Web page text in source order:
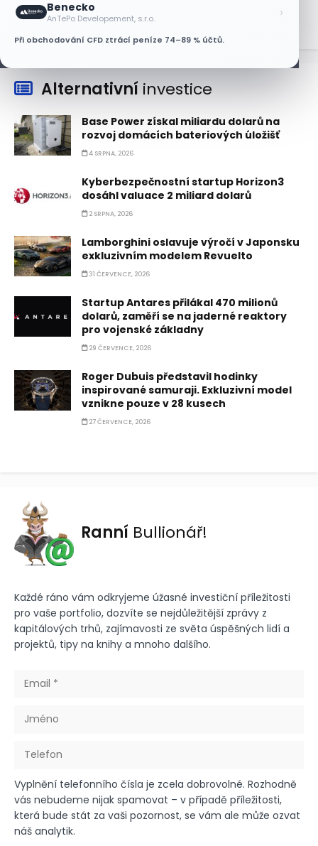
Benecko
AnTePo Developement, s.r.o. ›
Při obchodování CFD ztrácí peníze 74–89 % účtů.
Alternativní investice
Base Power získal miliardu dolarů na
rozvoj domácích bateriových úložišť
4 SRPNA, 2026
Kyberbezpečnostní startup Horizon3
dosáhl valuace 2 miliard dolarů
2 SRPNA, 2026
Lamborghini oslavuje výročí v Japonsku
exkluzivním modelem Revuelto
31 ČERVENCE, 2026
Startup Antares přilákal 470 milionů
dolarů, zaměří se na jaderné reaktory
pro vojenské základny
29 ČERVENCE, 2026
Roger Dubuis představil hodinky
inspirované samuraji. Exkluzivní model
vznikne pouze v 28 kusech
27 ČERVENCE, 2026
Ranní Bullionář!
Každé ráno vám odkryjeme úžasné investiční příležitosti
pro vaše portfolio, dozvíte se nejdůležitější zprávy z
kapitálových trhů, zajímavosti ze světa úspěšných lidí a
projektů, tipy na knihy a mnoho dalšího.
Vyplnění telefonního čísla je zcela dobrovolné. Rozhodně
vás nebudeme nijak spamovat – v případě příležitosti,
která bude stát za vaši pozornost, se vám ale může ozvat
náš analytik.